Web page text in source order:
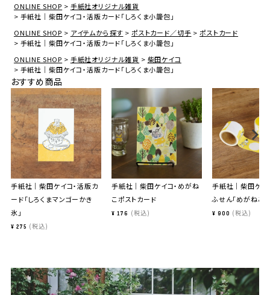
ONLINE SHOP
手紙社オリジナル雑貨
手紙社｜柴田ケイコ・活版カード「しろくま小籠包」
ONLINE SHOP
アイテムから探す ポストカード／切手
ポストカード
手紙社｜柴田ケイコ・活版カード「しろくま小籠包」
ONLINE SHOP
手紙社オリジナル雑貨
柴田ケイコ
手紙社｜柴田ケイコ・活版カード「しろくま小籠包」
おすすめ商品
手紙社｜柴田ケイコ・活版カ
ード「しろくまマンゴーかき
氷」
¥ 275 税込
手紙社｜柴田ケイコ・めがね
こポストカード
¥ 176 税込
手紙社｜柴田ケイ
ふせん「めがねこ」
¥ 900 税込